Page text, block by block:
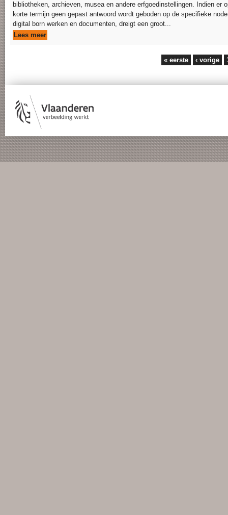
bibliotheken, archieven, musea en andere erfgoedinstellingen. Indien er
korte termijn geen gepast antwoord wordt geboden op de specifieke
digital born werken en documenten, dreigt een groot...
Lees meer
« eerste ‹ vorige